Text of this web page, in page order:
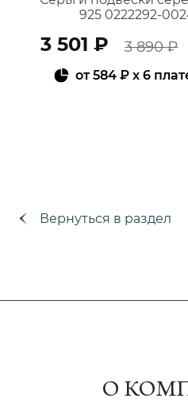
925 0222292-
3 501 ₽ 3 890 ₽
от584 ₽ x 6
Вернуться в раздел
О